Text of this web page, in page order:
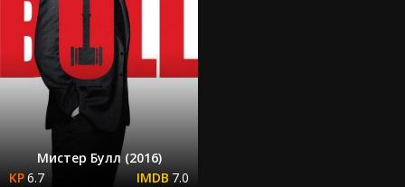
Мистер Булл (2016)
6.7
7.0